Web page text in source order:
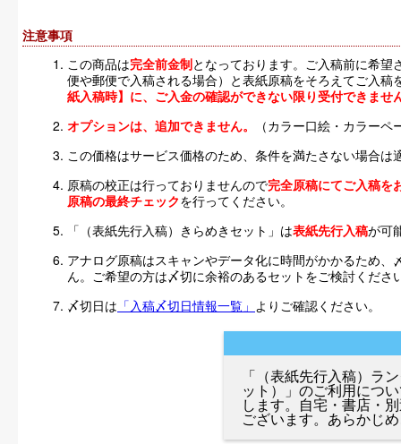
注意事項
この商品は完全前金制となっております。ご入稿前に希
便や郵便で入稿される場合）と表紙原稿をそろえてご入
紙入稿時】に、ご入金の確認ができない限り受付できませ
オプションは、追加できません。
（カラー口絵・カラー
この価格はサービス価格のため、条件を満たさない場合は
原稿の校正は行っておりませんので完全原稿にてご入稿を
原稿の最終チェックを行ってください。
「（表紙先行入稿）きらめきセット」は表紙先行入稿が可
アナログ原稿はスキャンやデータ化に時間がかかるため
ん。ご希望の方は〆切に余裕のあるセットをご検討くださ
〆切日は 「入稿〆切日情報一覧」 よりご確認ください。
「（表紙先行入稿）ラ
ット）」のご利用につ
します。自宅・書店・
ございます。あらかじ